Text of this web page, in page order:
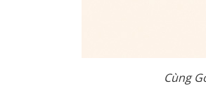
Cùng